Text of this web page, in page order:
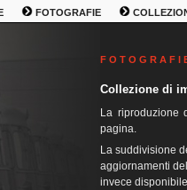
FOTOGRAFIE
F O T O G R A F I
Collezione di
La riproduzione
pagina.
La suddivisione
aggiornamenti
invece